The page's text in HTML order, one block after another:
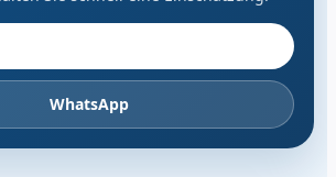
WhatsApp